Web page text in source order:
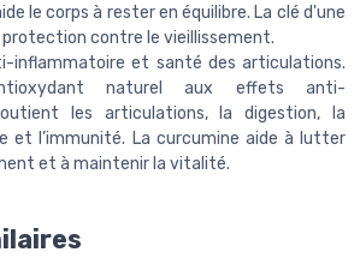
le corps à rester en équilibre. La clé d'une
contre le vieillissement.
inflammatoire et santé des articulations.
naturel aux effets anti-
les articulations, la digestion, la
et l’immunité. La curcumine aide à lutter
et à maintenir la vitalité.